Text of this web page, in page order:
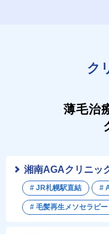
ク
薄毛治
湘南AGAクリニッ
# JR札幌駅直結 #
# 毛髪再生メソセラピー